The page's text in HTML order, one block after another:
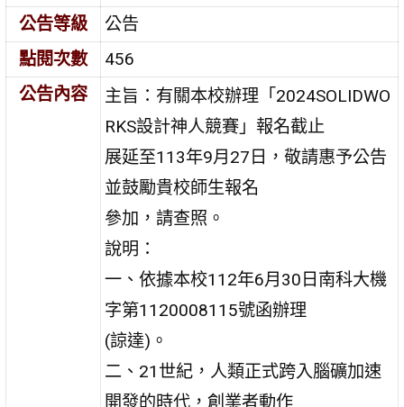
公告等級
公告
點閱次數
456
公告內容
主旨：有關本校辦理「2024SOLIDWO
RKS設計神人競賽」報名截止
展延至113年9月27日，敬請惠予公告
並鼓勵貴校師生報名
參加，請查照。
說明：
一、依據本校112年6月30日南科大機
字第1120008115號函辦理
(諒達)。
二、21世紀，人類正式跨入腦礦加速
開發的時代，創業者動作